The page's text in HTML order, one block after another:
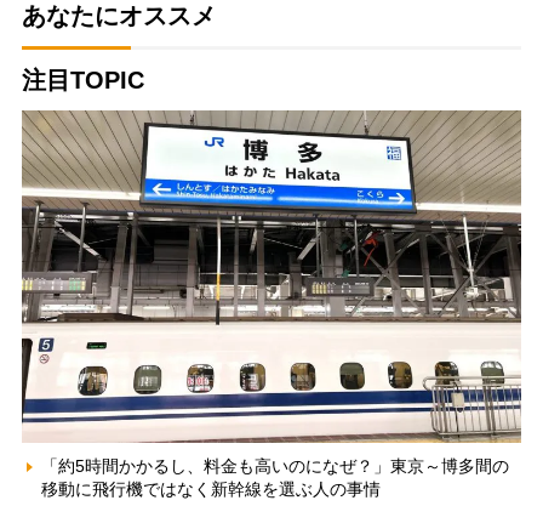
あなたにオススメ
注目TOPIC
「約5時間かかるし、料金も高いのになぜ？」東京～博多間の
移動に飛行機ではなく新幹線を選ぶ人の事情